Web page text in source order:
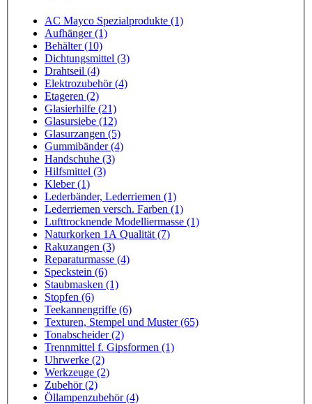
AC Mayco Spezialprodukte (1)
Aufhänger (1)
Behälter (10)
Dichtungsmittel (3)
Drahtseil (4)
Elektrozubehör (4)
Etageren (2)
Glasierhilfe (21)
Glasursiebe (12)
Glasurzangen (5)
Gummibänder (4)
Handschuhe (3)
Hilfsmittel (3)
Kleber (1)
Lederbänder, Lederriemen (1)
Lederriemen versch. Farben (1)
Lufttrocknende Modelliermasse (1)
Naturkorken 1A Qualität (7)
Rakuzangen (3)
Reparaturmasse (4)
Speckstein (6)
Staubmasken (1)
Stopfen (6)
Teekannengriffe (6)
Texturen, Stempel und Muster (65)
Tonabscheider (2)
Trennmittel f. Gipsformen (1)
Uhrwerke (2)
Werkzeuge (2)
Zubehör (2)
Öllampenzubehör (4)